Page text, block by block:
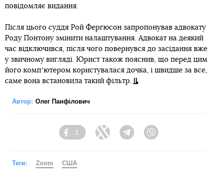
повідомляє видання.
Після цього суддя Рой Фергюсон запропонував адвокату
Роду Понтону змінити налаштування. Адвокат на деякий
час відключився, після чого повернувся до засідання вже
у звичному вигляді. Юрист також пояснив, що перед цим
його компʼютером користувалася дочка, і швидше за все,
саме вона встановила такий фільтр.
Автор: Олег Панфілович
Facebook
1
Twitter Telegram
Теги: Zoom США